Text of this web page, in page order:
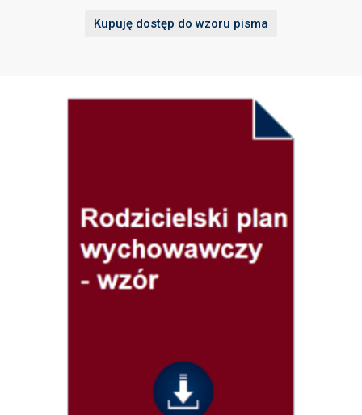
Kupuję dostęp do wzoru pisma